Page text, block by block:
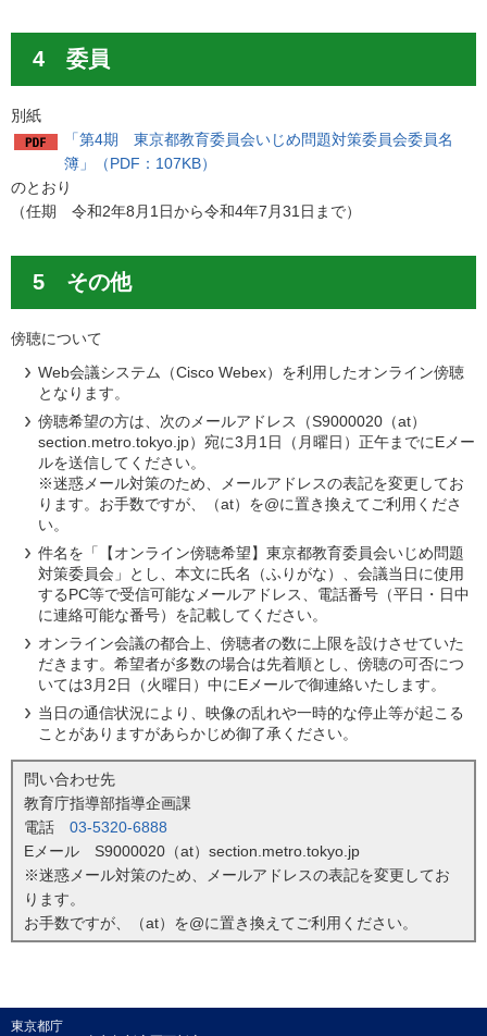
4 委員
別紙
「第4期 東京都教育委員会いじめ問題対策委員会委員名
簿」（PDF：107KB）
のとおり
（任期 令和2年8月1日から令和4年7月31日まで）
5 その他
傍聴について
Web会議システム（Cisco Webex）を利用したオンライン傍聴
となります。
傍聴希望の方は、次のメールアドレス（S9000020（at）
section.metro.tokyo.jp）宛に3月1日（月曜日）正午までにEメー
ルを送信してください。
※迷惑メール対策のため、メールアドレスの表記を変更してお
ります。お手数ですが、（at）を@に置き換えてご利用くださ
い。
件名を「【オンライン傍聴希望】東京都教育委員会いじめ問題
対策委員会」とし、本文に氏名（ふりがな）、会議当日に使用
するPC等で受信可能なメールアドレス、電話番号（平日・日中
に連絡可能な番号）を記載してください。
オンライン会議の都合上、傍聴者の数に上限を設けさせていた
だきます。希望者が多数の場合は先着順とし、傍聴の可否につ
いては3月2日（火曜日）中にEメールで御連絡いたします。
当日の通信状況により、映像の乱れや一時的な停止等が起こる
ことがありますがあらかじめ御了承ください。
問い合わせ先
教育庁指導部指導企画課
電話 03-5320-6888
Eメール S9000020（at）section.metro.tokyo.jp
※迷惑メール対策のため、メールアドレスの表記を変更してお
ります。
お手数ですが、（at）を@に置き換えてご利用ください。
東京都庁